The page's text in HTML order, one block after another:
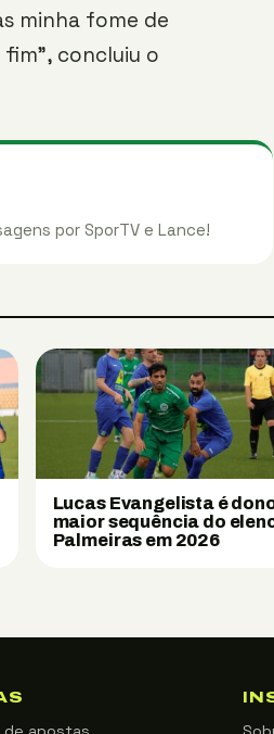
minha fome de
concluiu o
por SporTV e Lance!
Lucas Evangelista é
maior sequência do
Palmeiras em 2026